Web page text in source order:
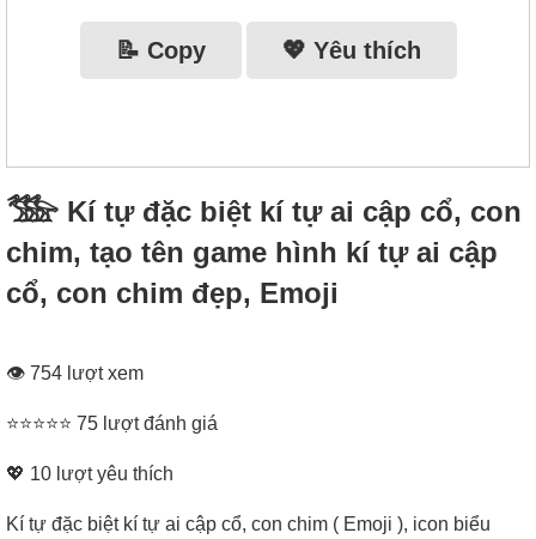
📝 Copy 💖 Yêu thích
𓅢 Kí tự đặc biệt kí tự ai cập cổ, con
chim, tạo tên game hình kí tự ai cập
cổ, con chim đẹp, Emoji
👁 754 lượt xem
⭐⭐⭐⭐⭐ 75 lượt đánh giá
💖 10 lượt yêu thích
Kí tự đặc biệt kí tự ai cập cổ, con chim ( Emoji ), icon biểu